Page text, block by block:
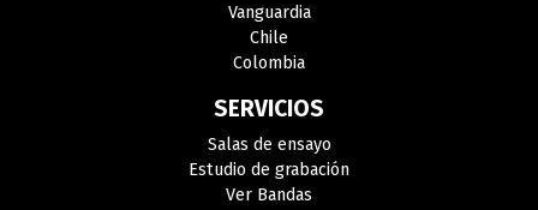
Vanguardia
Chile
Colombia
SERVICIOS
Salas de ensayo
Estudio de grabación
Ver Bandas